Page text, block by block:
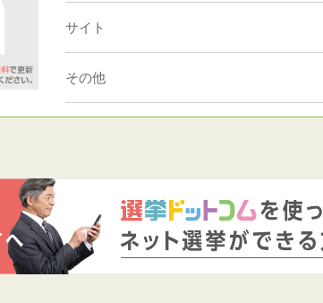
サイト
その他